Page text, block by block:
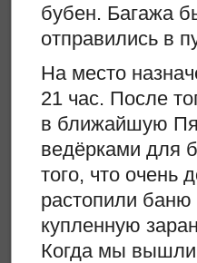
бубен. Багажа
отправились в
На место
21 час. После
в ближайшую
ведёрками для
того, что очень
растопили
купленную
Когда мы вышли